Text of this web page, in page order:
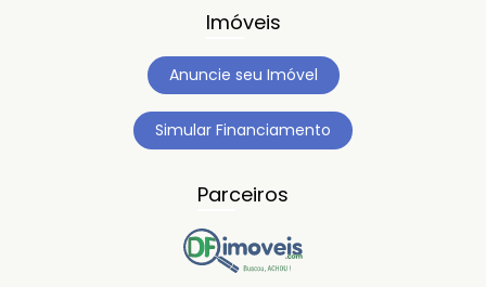
Imóveis
Anuncie seu Imóvel
Simular Financiamento
Parceiros